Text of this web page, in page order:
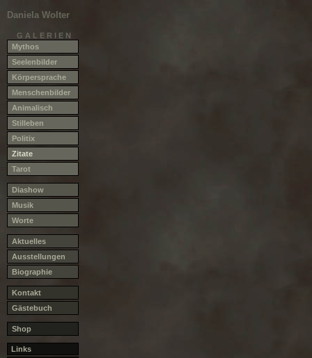
Daniela Wolter
G A L E R I E N
Mythos
Seelenbilder
Körpersprache
Menschenbilder
Animalisch
Stilleben
Politix
Zitate
Tarot
Diashow
Musik
Worte
Aktuelles
Ausstellungen
Biographie
Kontakt
Gästebuch
Shop
Links